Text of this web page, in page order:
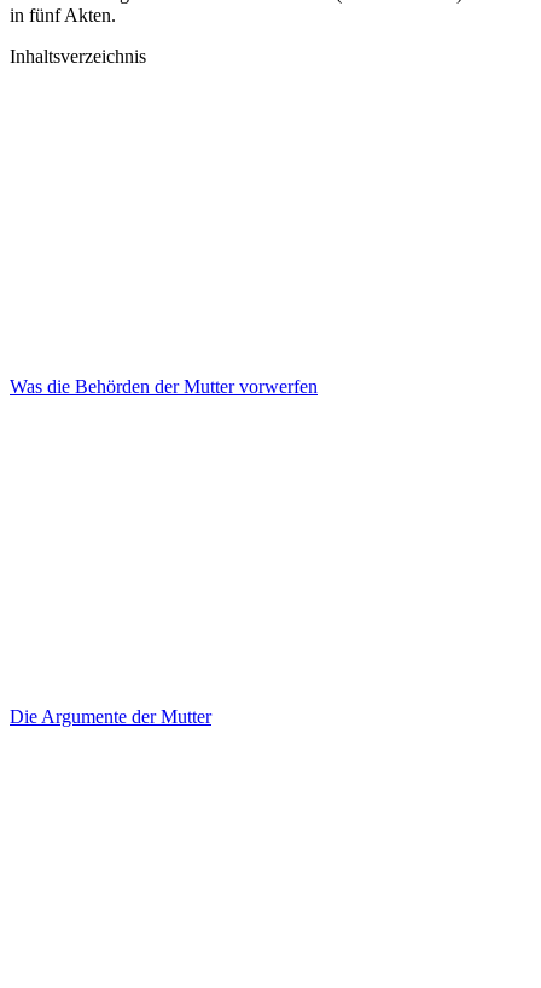
in fünf Akten.
Inhaltsverzeichnis
Was die Behörden der Mutter vorwerfen
Die Argumente der Mutter